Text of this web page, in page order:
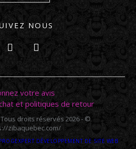
NOUS
votre avis
et politiques de retour
droits réservés 2026 - ©
zibaquebec.com/